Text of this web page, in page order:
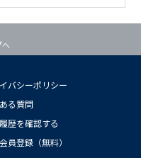
バシーポリシー
る質問
歴を確認する
員登録（無料）